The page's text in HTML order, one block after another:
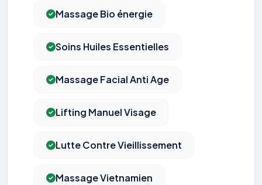
Massage Bio énergie
Soins Huiles Essentielles
Massage Facial Anti Age
Lifting Manuel Visage
Lutte Contre Vieillissement
Massage Vietnamien